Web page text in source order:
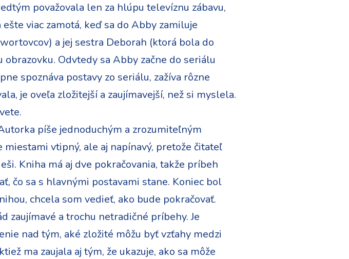
považovala len za hlúpu televíznu zábavu,
viac zamotá, keď sa do Abby zamiluje
a jej sestra Deborah (ktorá bola do
Odvtedy sa Abby začne do seriálu
spoznáva postavy zo seriálu, zažíva rôzne
je oveľa zložitejší a zaujímavejší, než si myslela.
píše jednoduchým a zrozumiteľným
vtipný, ale aj napínavý, pretože čitateľ
Kniha má aj dve pokračovania, takže príbeh
čo sa s hlavnými postavami stane. Koniec bol
chcela som vedieť, ako bude pokračovať.
zaujímavé a trochu netradičné príbehy. Je
nad tým, aké zložité môžu byť vzťahy medzi
ma zaujala aj tým, že ukazuje, ako sa môže